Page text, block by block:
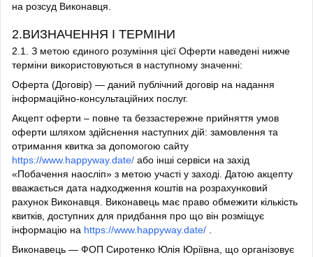
на розсуд Виконавця.
2.ВИЗНАЧЕННЯ І ТЕРМІНИ
2.1. З метою єдиного розуміння цієї Оферти наведені нижче
терміни використовуються в наступному значенні:
Оферта (Договір) — даний публічний договір на надання
інформаційно-консультаційних послуг.
Акцепт оферти – повне та беззастережне прийняття умов
оферти шляхом здійснення наступних дій: замовлення та
отримання квитка за допомогою сайту
https://www.happyway.date/ або інші сервіси на захід
«Побачення наосліп» з метою участі у заході. Датою акцепту
вважається дата надходження коштів на розрахунковий
рахунок Виконавця. Виконавець має право обмежити кількість
квитків, доступних для придбання про що він розміщує
інформацію на https://www.happyway.date/
Виконавець — ФОП Сиротенко Юлія Юріївна, що організовує